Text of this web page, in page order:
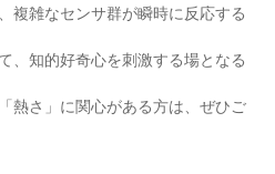
複雑なセンサ群が瞬時に反応する
、知的好奇心を刺激する場となる
熱さ」に関心がある方は、ぜひご